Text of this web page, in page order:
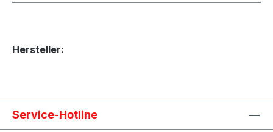
Hersteller:
Service-Hotline